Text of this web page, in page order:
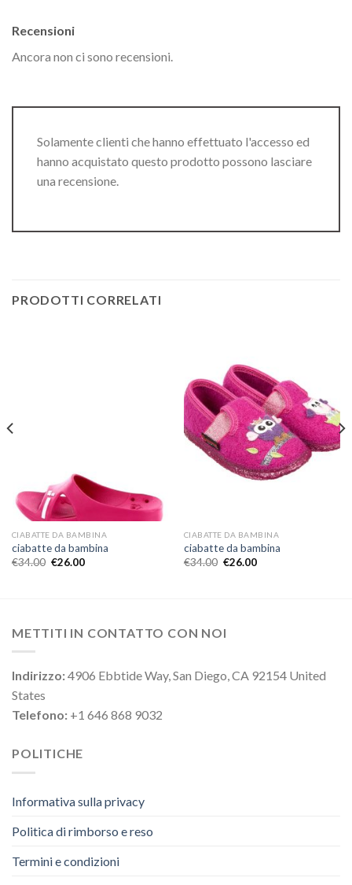
Recensioni
Ancora non ci sono recensioni.
Solamente clienti che hanno effettuato l'accesso ed
hanno acquistato questo prodotto possono lasciare
una recensione.
PRODOTTI CORRELATI
CIABATTE DA BAMBINA
ciabatte da bambina
€34.00 €26.00
CIABATTE DA BAMBINA
ciabatte da bambina
€34.00 €26.00
METTITI IN CONTATTO CON NOI
Indirizzo:4906 Ebbtide Way, San Diego, CA 92154 United
States
Telefono: +1 646 868 9032
POLITICHE
Informativa sulla privacy
Politica di rimborso e reso
Termini e condizioni